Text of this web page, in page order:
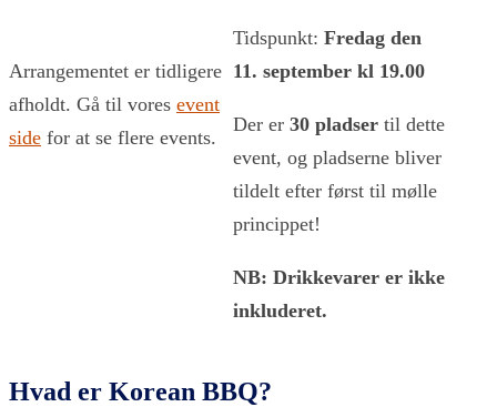
Arrangementet er tidligere
afholdt. Gå til vores event
side for at se flere events.
Tidspunkt:Fredag den
11. september kl 19.00
Der er30 pladser til dette
event, og pladserne bliver
tildelt efter først til mølle
princippet!
NB: Drikkevarer er ikke
inkluderet.
Hvad er Korean BBQ?